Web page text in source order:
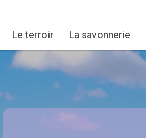
Le terroir La savonnerie